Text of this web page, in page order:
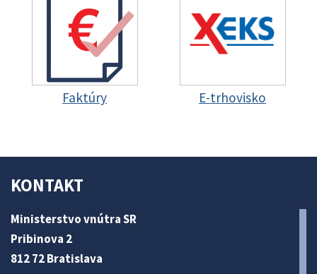
Faktúry E-trhovisko
KONTAKT
Ministerstvo vnútra SR
Pribinova 2
812 72 Bratislava